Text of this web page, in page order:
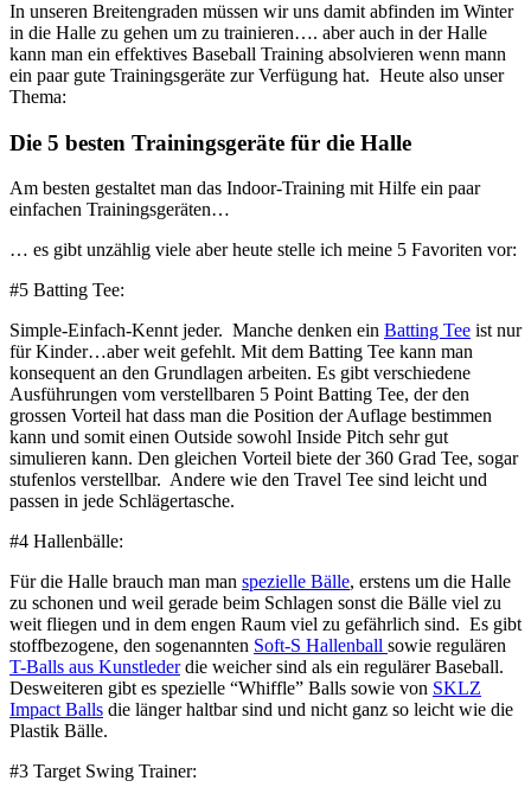
In unseren Breitengraden müssen wir uns damit abfinden im Winter
in die Halle zu gehen um zu trainieren…. aber auch in der Halle
kann man ein effektives Baseball Training absolvieren wenn mann
ein paar gute Trainingsgeräte zur Verfügung hat. Heute also unser
Thema:
Die 5 besten Trainingsgeräte für die Halle
Am besten gestaltet man das Indoor-Training mit Hilfe ein paar
einfachen Trainingsgeräten…
… es gibt unzählig viele aber heute stelle ich meine 5 Favoriten vor:
#5 Batting Tee:
Simple-Einfach-Kennt jeder. Manche denken ein Batting Tee ist nur
für Kinder…aber weit gefehlt. Mit dem Batting Tee kann man
konsequent an den Grundlagen arbeiten. Es gibt verschiedene
Ausführungen vom verstellbaren 5 Point Batting Tee, der den
grossen Vorteil hat dass man die Position der Auflage bestimmen
kann und somit einen Outside sowohl Inside Pitch sehr gut
simulieren kann. Den gleichen Vorteil biete der 360 Grad Tee, sogar
stufenlos verstellbar. Andere wie den Travel Tee sind leicht und
passen in jede Schlägertasche.
#4 Hallenbälle:
Für die Halle brauch man man spezielle Bälle, erstens um die Halle
zu schonen und weil gerade beim Schlagen sonst die Bälle viel zu
weit fliegen und in dem engen Raum viel zu gefährlich sind. Es gibt
stoffbezogene, den sogenannten Soft-S Hallenball sowie regulären
T-Balls aus Kunstlederdie weicher sind als ein regulärer Baseball.
Desweiteren gibt es spezielle “Whiffle” Balls sowie von SKLZ
Impact Balls die länger haltbar sind und nicht ganz so leicht wie die
Plastik Bälle.
#3 Target Swing Trainer: